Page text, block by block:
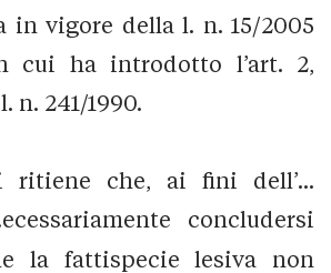
in vigore della l. n. 15/2005
cui ha introdotto l’art. 2,
n. 241/1990.
ritiene che, ai fini dell’...
concludersi
la fattispecie lesiva non